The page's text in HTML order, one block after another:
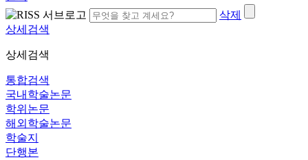
삭제
상세검색
상세검색
통합검색
국내학술논문
학위논문
해외학술논문
학술지
단행본